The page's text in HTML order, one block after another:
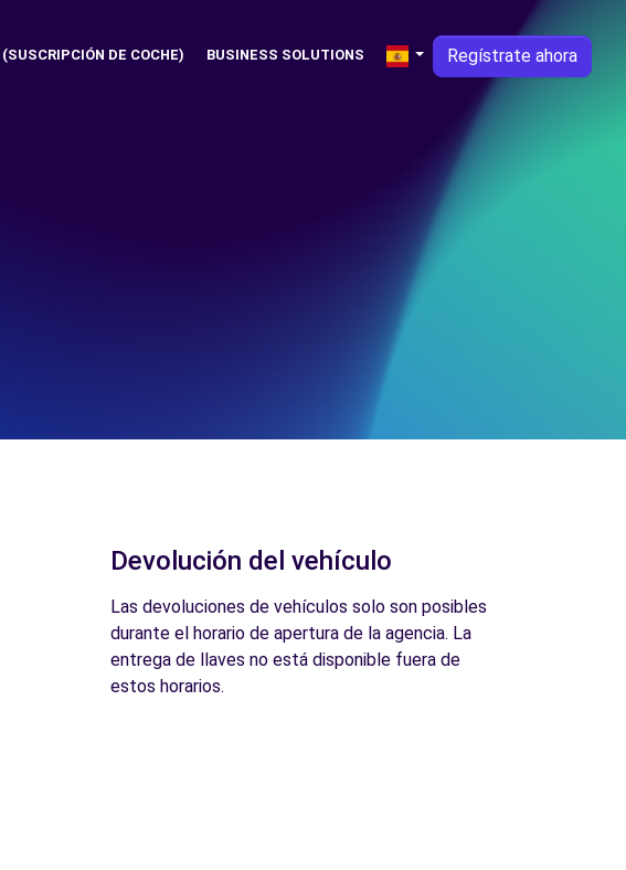
DE COCHE) BUSINESS SOLUTIONS Regístrate ahora
Devolución del vehículo
Las devoluciones de vehículos solo son posibles
durante el horario de apertura de la agencia. La
entrega de llaves no está disponible fuera de
estos horarios.